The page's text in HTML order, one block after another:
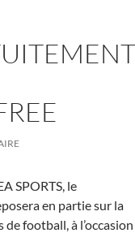
SPORTS, le
en partie sur la
football, à l’occasion